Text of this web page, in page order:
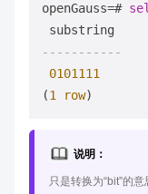
openGauss=#
-----------
0101111
(1 row
说明：
只是转换为“bit”的